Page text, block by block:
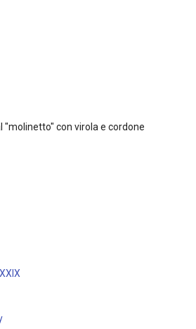
"molinetto" con virola e cordone